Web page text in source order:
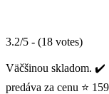
3.2/5 - (18 votes)
Väčšinou skladom. ✔️
predáva za cenu ⭐